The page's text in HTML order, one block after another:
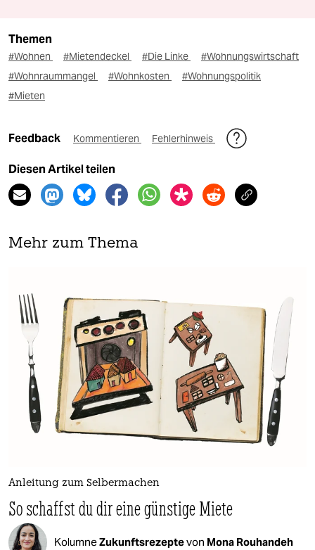
Themen
#Wohnen #Mietendeckel #Die Linke
#Wohnungswirtschaft
#Wohnraummangel
#Wohnkosten
#Wohnungspolitik
#Mieten
Feedback Kommentieren Fehlerhinweis
Diesen Artikel teilen
Mehr zum Thema
Anleitung zum Selbermachen
So schaffst du dir eine günstige Miete
KolumneZukunftsrezeptevon Mona Rouhandeh